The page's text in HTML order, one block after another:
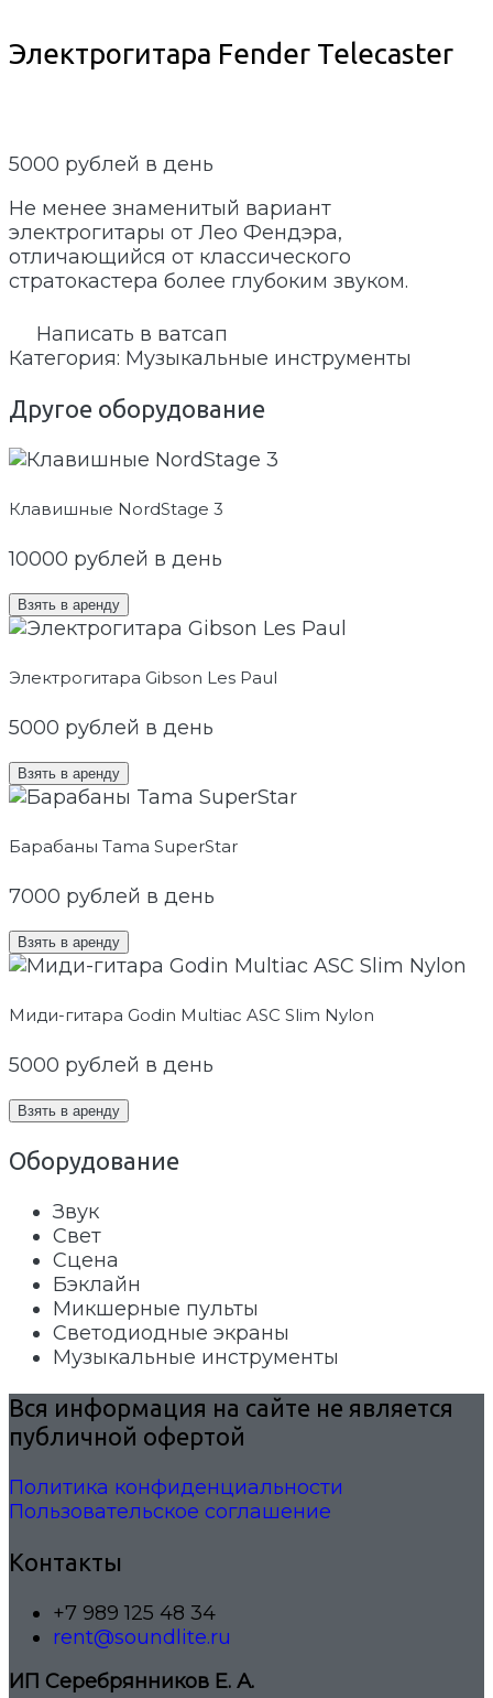
Электрогитара Fender Telecaster
5000 рублей в день
Не менее знаменитый вариант
электрогитары от Лео Фендэра,
отличающийся от классического
стратокастера более глубоким звуком.
Написать в ватсап
Категория: Музыкальные инструменты
Другое оборудование
Клавишные NordStage 3
10000 рублей в день
Взять в аренду
Электрогитара Gibson Les Paul
5000 рублей в день
Взять в аренду
Барабаны Tama SuperStar
7000 рублей в день
Взять в аренду
Миди-гитара Godin Multiac ASC Slim Nylon
5000 рублей в день
Взять в аренду
Оборудование
Звук
Свет
Сцена
Бэклайн
Микшерные пульты
Светодиодные экраны
Музыкальные инструменты
Вся информация на сайте не является
публичной офертой
Политика конфиденциальности
Пользовательское соглашение
Контакты
+7 989 125 48 34
rent@soundlite.ru
ИП Серебрянников Е. А.